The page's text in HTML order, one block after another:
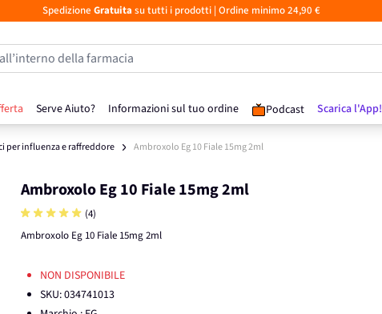
Spedizione Gratuita su tutti i prodotti| Ordine minimo 24,90 €
Serve Aiuto? Informazioni sul tuo ordine Podcast Scarica l'App!
della farmacia
per influenza e raffreddore Ambroxolo Eg 10 Fiale 15mg 2ml
Ambroxolo Eg 10 Fiale 15mg 2ml
(4)
Ambroxolo Eg 10 Fiale 15mg 2ml
NON DISPONIBILE
SKU:034741013